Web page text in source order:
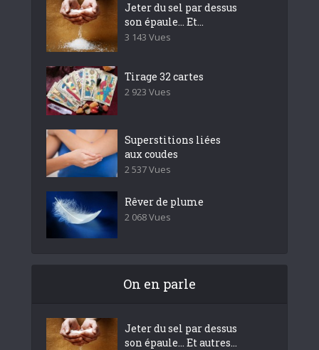
Jeter du sel par dessus
son épaule… Et...
3 143 Vues
Tirage 32 cartes
2 923 Vues
Superstitions liées
aux coudes
2 537 Vues
Rêver de plume
2 068 Vues
On en parle
Jeter du sel par dessus
son épaule… Et autres...